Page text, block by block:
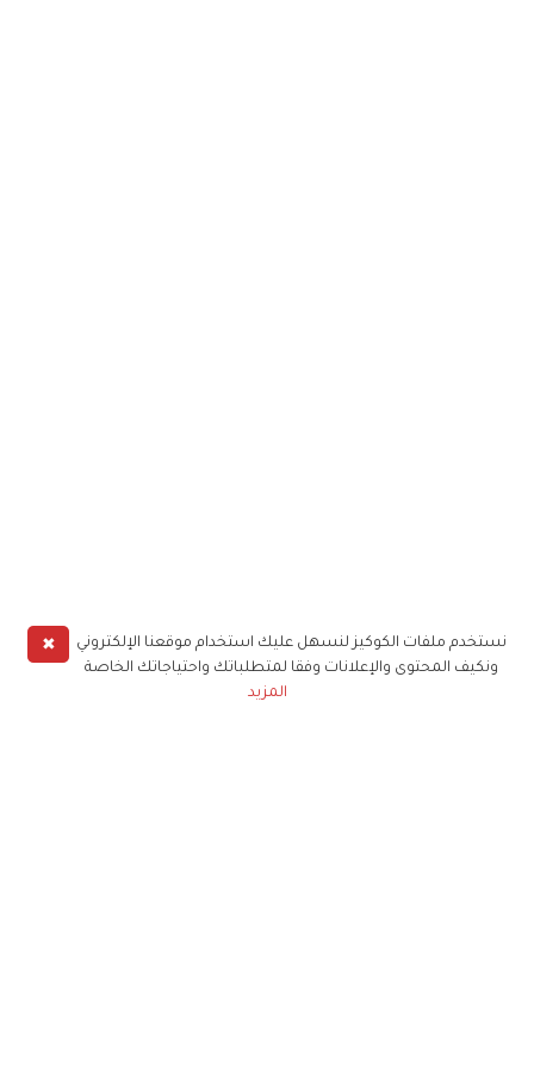
✖
نستخدم ملفات الكوكيز لنسهل عليك استخدام موقعنا الإلكتروني
ونكيف المحتوى والإعلانات وفقا لمتطلباتك واحتياجاتك الخاصة
المزيد